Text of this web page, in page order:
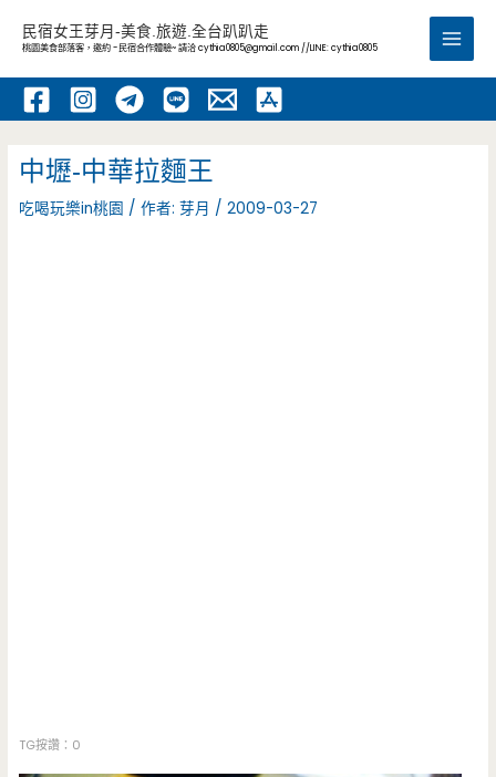
內
民宿女王芽月-美食.旅遊.全台趴趴走
桃園美食部落客，邀約 -民宿合作體驗~ 請洽cythia0805@gmail.com //LINE: cythia0805
Main
中壢-中華拉麵王
吃喝玩樂in桃園 / 作者:芽月 /2009-03-27
TG按讚：0